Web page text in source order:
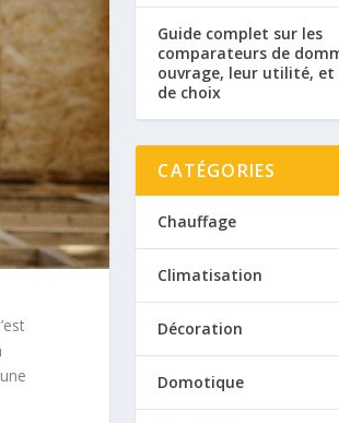
Guide complet sur les
comparateurs de
ouvrage, leur utilité, et
de choix
CATÉGORIES
Chauffage
Climatisation
Décoration
Domotique